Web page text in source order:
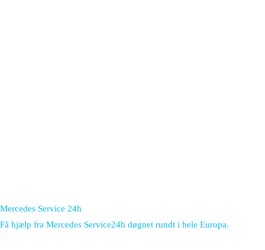
Mercedes Service 24h
Få hjælp fra Mercedes Service24h døgnet rundt i hele Europa.